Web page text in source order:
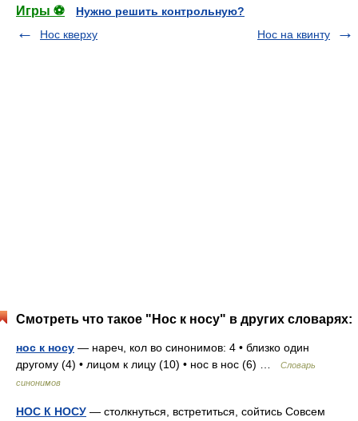
Игры ⚽
Нужно решить контрольную?
Нос кверху
Нос на квинту
Смотреть что такое "Нос к носу" в других словарях:
нос к носу — нареч, кол во синонимов: 4 • близко один
другому (4) • лицом к лицу (10) • нос в нос (6) …
Словарь
синонимов
НОС К НОСУ — столкнуться, встретиться, сойтись Совсем